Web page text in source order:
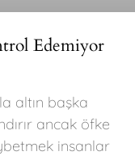
Edemiyor
altın başka
ancak öfke
insanlar